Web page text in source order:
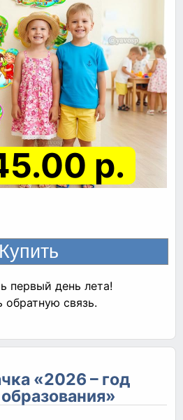
р.
первый день лета!
связь.
«2026 – год